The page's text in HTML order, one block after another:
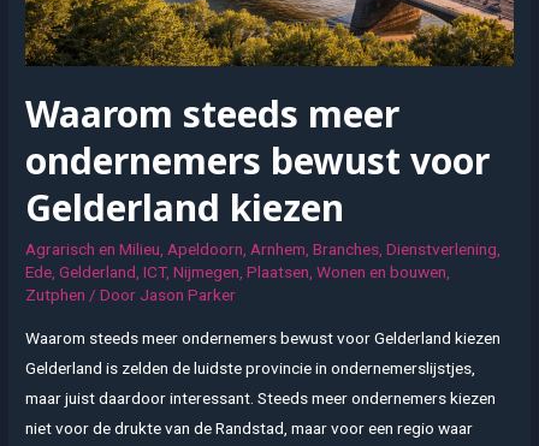
Waarom steeds meer
ondernemers bewust voor
Gelderland kiezen
Agrarisch en Milieu Apeldoorn Arnhem ,Branches ,Dienstverlening
Ede ,Gelderland ,ICT,Nijmegen ,Plaatsen ,Wonen en bouwen
Zutphen / Door Jason Parker
Waarom steeds meer ondernemers bewust voor Gelderland kiezen
Gelderland is zelden de luidste provincie in ondernemerslijstjes,
maar juist daardoor interessant. Steeds meer ondernemers kiezen
niet voor de drukte van de Randstad, maar voor een regio waar